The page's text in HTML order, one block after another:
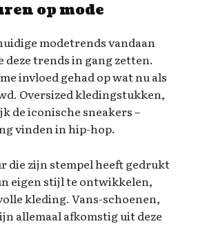
op mode
modetrends vandaan
trends in gang zetten.
invloed gehad op wat nu als
Oversized kledingstukken,
de iconische sneakers –
vinden in hip-hop.
die zijn stempel heeft gedrukt
eigen stijl te ontwikkelen,
kleding. Vans-schoenen,
allemaal afkomstig uit deze